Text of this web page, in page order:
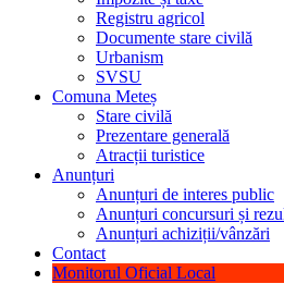
Registru agricol
Documente stare civilă
Urbanism
SVSU
Comuna Meteș
Stare civilă
Prezentare generală
Atracții turistice
Anunțuri
Anunțuri de interes public
Anunțuri concursuri și
Anunțuri achiziții/vânzări
Contact
Monitorul Oficial Local